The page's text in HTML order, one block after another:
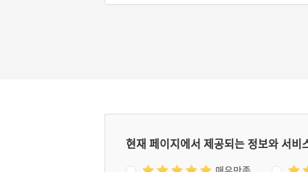
현재 페이지에서 제공되는 정보와 서비